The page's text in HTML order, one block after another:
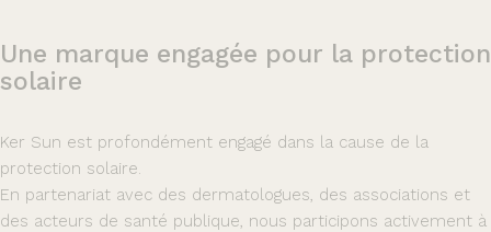
Une marque engagée pour la protection
solaire
Ker Sun est profondément engagé dans la cause de la
protection solaire.
En partenariat avec des dermatologues, des associations et
des acteurs de santé publique, nous participons activement à